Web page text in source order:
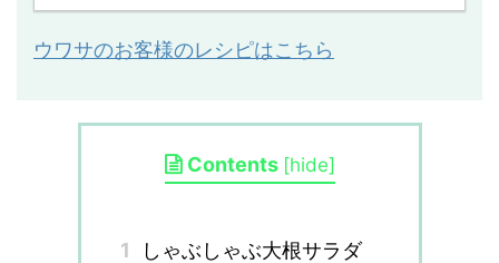
ウワサのお客様のレシピはこちら
Contents [hide]
1
しゃぶしゃぶ大根サラダ